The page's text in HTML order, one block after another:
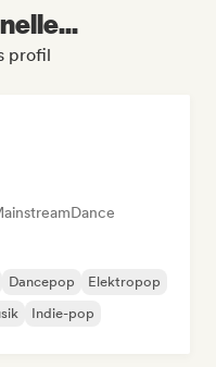
profil
Dance
Dancepop
Elektropop
Indie-pop